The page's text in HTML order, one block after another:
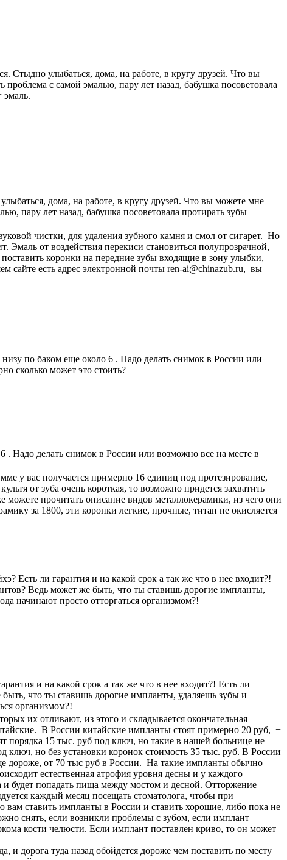
Стыдно улыбаться, дома, на работе, в кругу друзей. Что вы
с самой эмалью, пару лет назад, бабушка посоветовала
эмаль.
дома, на работе, в кругу друзей. Что вы можете мне
пару лет назад, бабушка посоветовала протирать зубы
чистки, для удаления зубного камня и смол от сигарет. Но
от воздействия перекиси становиться полупрозрачной,
коронки на передние зубы входящие в зону улыбки,
сайте есть адрес электронной почты ren-ai@chinazub.ru, вы
по баком еще около 6 . Надо делать снимок в России или
сколько может это стоить?
. Надо делать снимок в России или возможно все на месте в
у вас получается примерно 16 единиц под протезирование,
от зуба очень короткая, то возможно придется захватить
прочитать описание видов металлокерамики, из чего они
за 1800, эти коронки легкие, прочные, титан не окисляется
Есть ли гарантия и на какой срок а так же что в нее входит?!
Ведь может же быть, что ты ставишь дорогие импланты,
начинают просто отторгаться организмом?!
и на какой срок а так же что в нее входит?! Есть ли
что ты ставишь дорогие импланты, удаляешь зубы и
организмом?!
их отливают, из этого и складывается окончательная
В России китайские импланты стоят примерно 20 руб, +
порядка 15 тыс. руб под ключ, но такие в нашей больнице не
ключ, но без установки коронок стоимость 35 тыс. руб. В России
дороже, от 70 тыс руб в России. На такие импланты обычно
естественная атрофия уровня десны и у каждого
и будет попадать пища между мостом и десной. Отторжение
каждый месяц посещать стоматолога, чтобы при
ставить импланты в России и ставить хорошие, либо пока не
снять, если возникли проблемы с зубом, если имплант
кости челюсти. Если имплант поставлен криво, то он может
дорога туда назад обойдется дороже чем поставить по месту